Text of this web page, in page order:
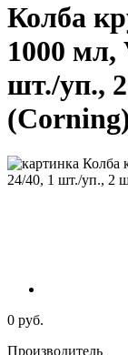
Колба
1000
шт./уп.,
0 руб.
Производитель